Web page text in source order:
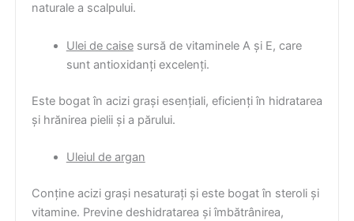
naturale a scalpului.
Ulei de caisesursă de vitaminele A și E, care
sunt antioxidanți excelenți.
Este bogat în acizi grași esențiali, eficienți în hidratarea
și hrănirea pielii și a părului.
Uleiul de argan
Conține acizi grași nesaturați și este bogat în steroli și
vitamine. Previne deshidratarea și îmbătrânirea,